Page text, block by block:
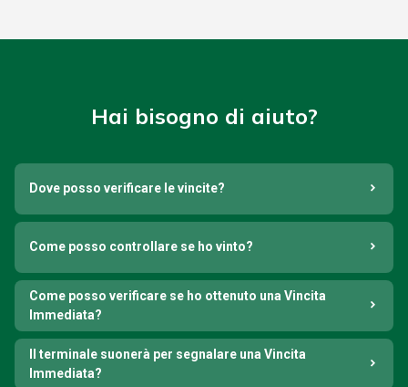
Hai bisogno di aiuto?
Dove posso verificare le vincite?
Come posso controllare se ho vinto?
Come posso verificare se ho ottenuto una Vincita
Immediata?
Il terminale suonerà per segnalare una Vincita
Immediata?